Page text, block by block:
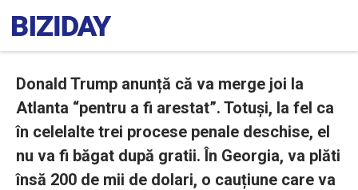
Donald Trump anunță că va merge joi la
Atlanta “pentru a fi arestat”. Totuși, la fel ca
în celelalte trei procese penale deschise, el
nu va fi băgat după gratii. În Georgia, va plăti
însă 200 de mii de dolari, o cauțiune care va